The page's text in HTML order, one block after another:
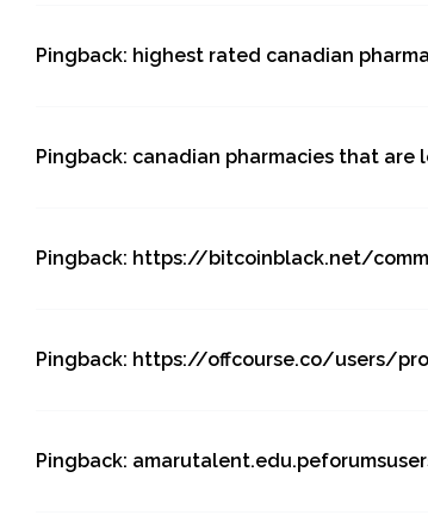
Pingback: highest rated canadian
Pingback: canadian pharmacies that are
Pingback: https://bitcoinblack.net/
Pingback: https://offcourse.co/users/
Pingback: